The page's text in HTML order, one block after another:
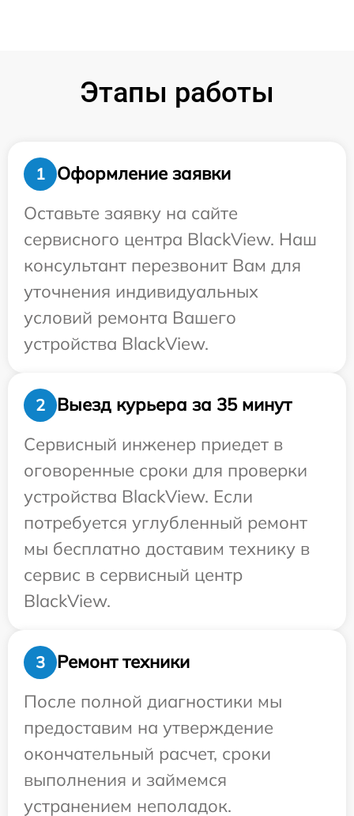
Этапы работы
1
Оформление заявки
Оставьте заявку на сайте
сервисного центра BlackView. Наш
консультант перезвонит Вам для
уточнения индивидуальных
условий ремонта Вашего
устройства BlackView.
2
Выезд курьера за 35 минут
Сервисный инженер приедет в
оговоренные сроки для проверки
устройства BlackView. Если
потребуется углубленный ремонт
мы бесплатно доставим технику в
сервис в сервисный центр
BlackView.
3
Ремонт техники
После полной диагностики мы
предоставим на утверждение
окончательный расчет, сроки
выполнения и займемся
устранением неполадок.